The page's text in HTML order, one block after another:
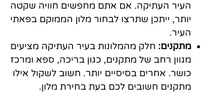
העיר העתיקה. אם אתם מחפשים חוויה שקטה
יותר, ייתכן שתרצו לבחור מלון הממוקם בפאתי
העיר.
מתקנים: חלק מהמלונות בעיר העתיקה מציעים
מגוון רחב של מתקנים, כגון בריכה, ספא ומרכז
כושר. אחרים בסיסיים יותר. חשוב לשקול אילו
מתקנים חשובים לכם בעת בחירת מלון.